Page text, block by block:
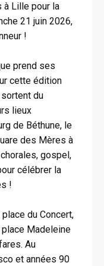
à Lille pour la
21 juin 2026,
!
prend ses
cette édition
du
lieux
de Béthune, le
des Mères à
gospel,
célébrer la
!
du Concert,
Madeleine
Au
et années 90